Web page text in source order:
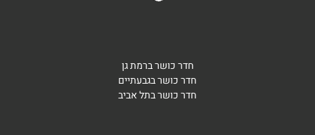
חדר כושר ברמת גן
חדר כושר בגבעתיים
חדר כושר בתל אביב